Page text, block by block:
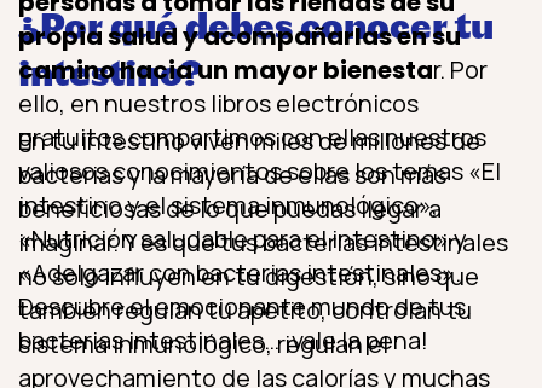
propia salud y acompañarlas en su
camino hacia un mayor bienestar. Por
ello, en nuestros libros electrónicos
gratuitos compartimos con ellas nuestros
valiosos conocimientos sobre los temas «El
intestino y el sistema inmunológico»,
«Nutrición saludable para el intestino» y
«Adelgazar con bacterias intestinales».
Descubre el emocionante mundo de tus
bacterias intestinales… ¡vale la pena!
¿Por qué debes conocer tu
intestino?
En tu intestino viven miles de millones de
bacterias y la mayoría de ellas son más
beneficiosas de lo que puedas llegar a
imaginar. Y es que tus bacterias intestinales
no solo influyen en tu digestión, sino que
también regulan tu apetito, controlan tu
sistema inmunológico, regulan el
aprovechamiento de las calorías y muchas